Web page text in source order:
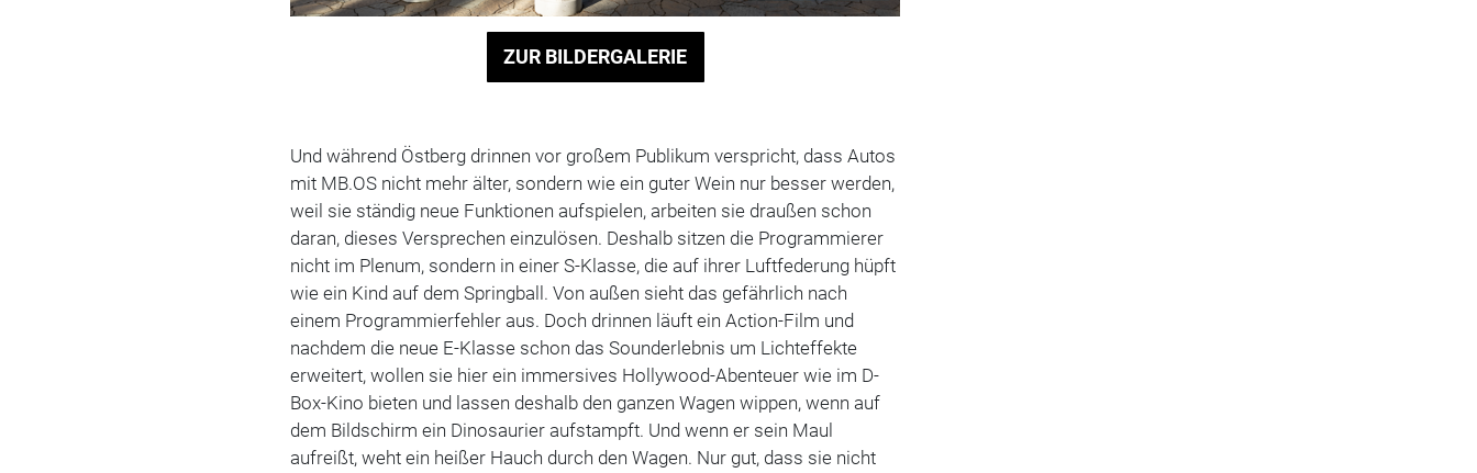
ZUR BILDERGALERIE
Und während Östberg drinnen vor großem Publikum verspricht, dass Autos
mit MB.OS nicht mehr älter, sondern wie ein guter Wein nur besser werden,
weil sie ständig neue Funktionen aufspielen, arbeiten sie draußen schon
daran, dieses Versprechen einzulösen. Deshalb sitzen die Programmierer
nicht im Plenum, sondern in einer S-Klasse, die auf ihrer Luftfederung hüpft
wie ein Kind auf dem Springball. Von außen sieht das gefährlich nach
einem Programmierfehler aus. Doch drinnen läuft ein Action-Film und
nachdem die neue E-Klasse schon das Sounderlebnis um Lichteffekte
erweitert, wollen sie hier ein immersives Hollywood-Abenteuer wie im D-
Box-Kino bieten und lassen deshalb den ganzen Wagen wippen, wenn auf
dem Bildschirm ein Dinosaurier aufstampft. Und wenn er sein Maul
aufreißt, weht ein heißer Hauch durch den Wagen. Nur gut, dass sie nicht